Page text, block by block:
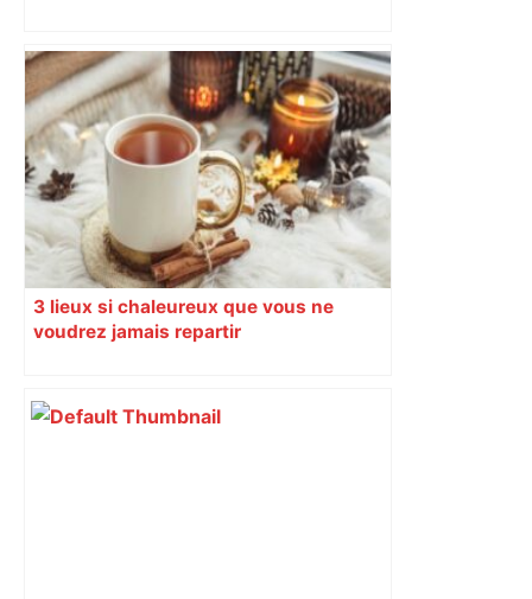
3 lieux si chaleureux que vous ne
voudrez jamais repartir